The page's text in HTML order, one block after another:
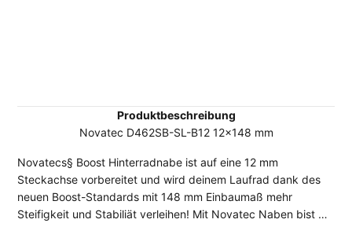
Produktbeschreibung
Novatec D462SB-SL-B12 12x148 mm
Novatecs§ Boost Hinterradnabe ist auf eine 12 mm
Steckachse vorbereitet und wird deinem Laufrad dank des
neuen Boost-Standards mit 148 mm Einbaumaß mehr
Steifigkeit und Stabiliät verleihen! Mit Novatec Naben bist du